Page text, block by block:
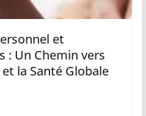
et
: Un Chemin vers
la Santé Globale